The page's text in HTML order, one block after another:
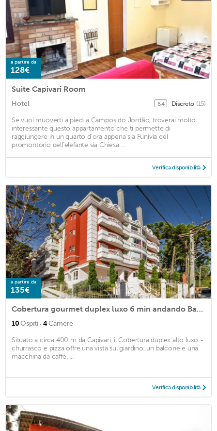
a partire da
128€
Suite Capivari Room
Hotel 6,4 Discreto (15)
Se vuoi muoverti a piedi a Campos do Jordão, troverai molto
interessante questo appartamento che ti permette di
raggiungere in un quarto d'ora appena sia Funivia del
promontorio dell'elefante sia Chiesa ...
Verifica disponibilità
a partire da
135€
Cobertura gourmet duplex luxo 6 min andando Baden Baden
10Ospiti · 4Camere
Situato a circa 400 m da Capivari, il Cobertura duplex alto luxo -
churrasco e pizza offre una vista sul giardino, un balcone e una
macchina da caffè. ...
Verifica disponibilità